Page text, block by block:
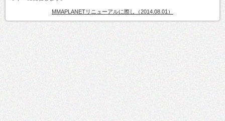
MMAPLANETリニューアルに際し（2014.08.01）